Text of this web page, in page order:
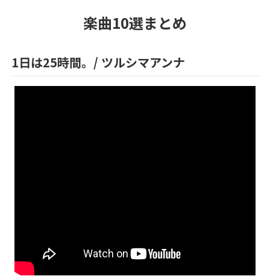
楽曲10選まとめ
1日は25時間。 / ツルシマアンナ